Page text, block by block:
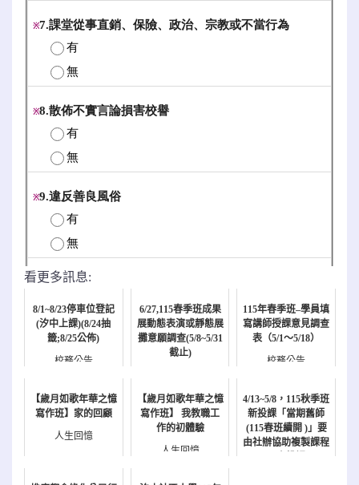
看更多訊息:
8/1~8/23停車位登記
(汐中上課)(8/24抽
籤;8/25公佈)
校務公告
6/27,115春季班成果
展動態表演或靜態展
攤意願調查(5/8~5/31
截止)
115年春季班–學員填
寫講師授課意見調查
表（5/1～5/18）
校務公告
【歲月如歌年華之憶
寫作班】家的回顧
人生回憶
【歲月如歌年華之憶
寫作班】 我教職工
作的初體驗
人生回憶
4/13~5/8，115秋季班
新投課「當期舊師
(115春班續開 )」要
由社辦協助複製課程